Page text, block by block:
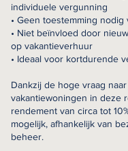
individuele vergunning
• Geen toestemming nodig
• Niet beïnvloed door
op vakantieverhuur
• Ideaal voor kortdurende
Dankzij de hoge vraag naar
vakantiewoningen in deze
rendement van circa tot
mogelijk, afhankelijk van
beheer.